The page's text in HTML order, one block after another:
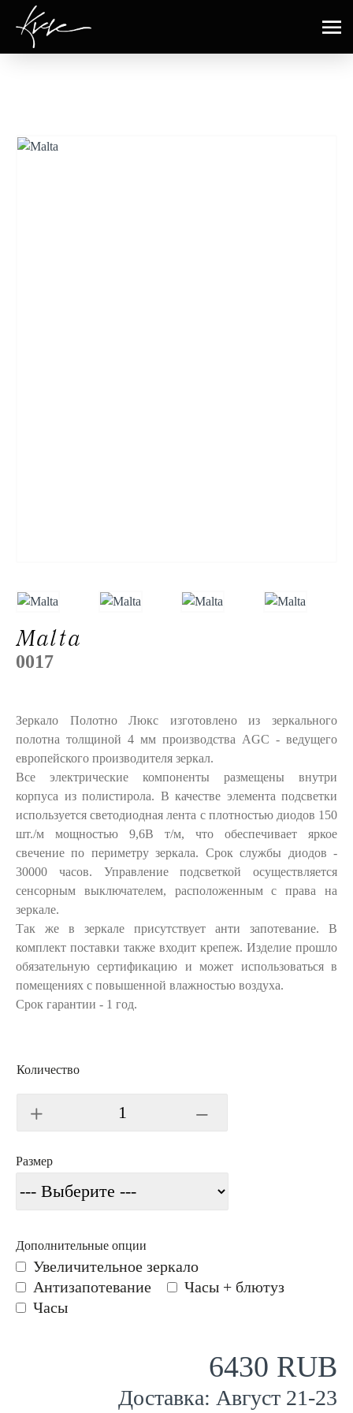
Malta
Зеркало Полотно Люкс изготовлено из зеркального
полотна толщиной 4 мм производства AGC - ведущего
европейского производителя зеркал.
Все электрические компоненты размещены внутри
корпуса из полистирола. В качестве элемента подсветки
используется светодиодная лента с плотностью диодов 150
шт./м мощностью 9,6В т/м, что обеспечивает яркое
свечение по периметру зеркала. Срок службы диодов -
30000 часов. Управление подсветкой осуществляется
сенсорным выключателем, расположенным с права на
зеркале.
Так же в зеркале присутствует анти запотевание. В
комплект поставки также входит крепеж. Изделие прошло
обязательную сертификацию и может использоваться в
помещениях с повышенной влажностью воздуха.
Срок гарантии - 1 год.
0017
6430 RUB
Размер
Дополнительные опции
Увеличительное зеркало
Антизапотевание
Часы + блютуз
Часы
Количество
Доставка: Август 21-23